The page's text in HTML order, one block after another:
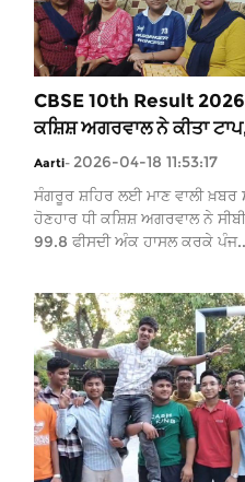
CBSE 10th Result 2026
ਕਸ਼ਿਸ਼ ਅਗਰਵਾਲ ਨੇ ਕੀਤਾ
Aarti- 2026-04-18 11:53:17
ਸੰਗਰੂਰ ਸ਼ਹਿਰ ਲਈ ਮਾਣ ਵਾਲੀ
ਹੋਣਹਾਰ ਧੀ ਕਸ਼ਿਸ਼ ਅਗਰਵਾਲ ਨੇ
99.8 ਫੀਸਦੀ ਅੰਕ ਹਾਸਲ ਕਰਕੇ